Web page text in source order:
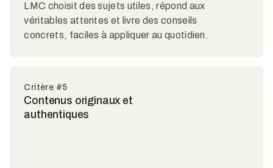
LMC choisit des sujets utiles, répond aux
véritables attentes et livre des conseils
concrets, faciles à appliquer au quotidien.
Critère #5
Contenus originaux et
authentiques